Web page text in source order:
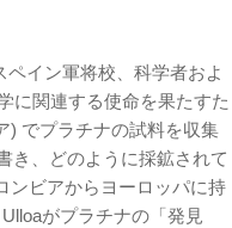
イン軍将校、科学者およ
に関連する使命を果たすた
) でプラチナの試料を収集
き、どのように採鉱されて
ンビアからヨーロッパに持
がプラチナの「発見